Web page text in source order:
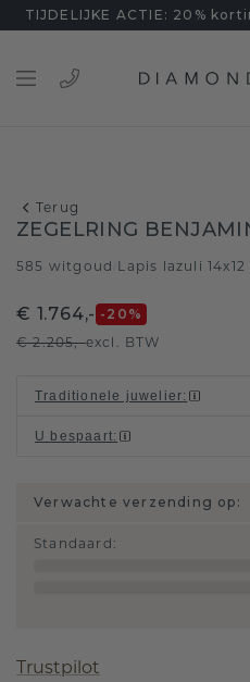
TIJDELIJKE ACTIE: 20%
Terug
ZEGELRING
585 witgoud Lapis lazuli 14x12
€ 1.764,- -20 %
€ 2.205,-excl. BTW
Traditionele juwelier:
U bespaart:
Verwachte verzending op:
Standaard :
Trustpilot